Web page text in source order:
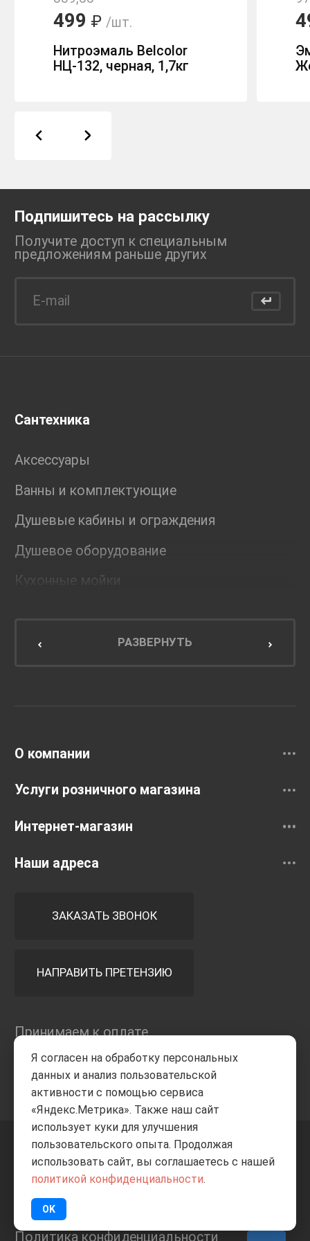
499 ₽ /шт.
Нитроэмаль Belcolor
НЦ-132, черная, 1,7кг
Подпишитесь на рассылку
Получите доступ к специальным
предложениям раньше других
Сантехника
Аксессуары
Ванны и комплектующие
Душевые кабины и ограждения
Душевое оборудование
Кухонные мойки
Мебель для кухниРАЗВЕРНУТЬ
О компании
Услуги розничного магазина
Интернет-магазин
Наши адреса
ЗАКАЗАТЬ ЗВОНОК
НАПРАВИТЬ ПРЕТЕНЗИЮ
Принимаем к оплате
+7 8332205-805 ВВЕРХ
ИП Баранов А.С. 2026
Политика конфиденциальности
Я согласен на обработку персональных
данных и анализ пользовательской
активности с помощью сервиса
«Яндекс.Метрика». Также наш сайт
использует куки для улучшения
пользовательского опыта. Продолжая
использовать сайт, вы соглашаетесь с нашей
политикой конфиденциальности.
OK